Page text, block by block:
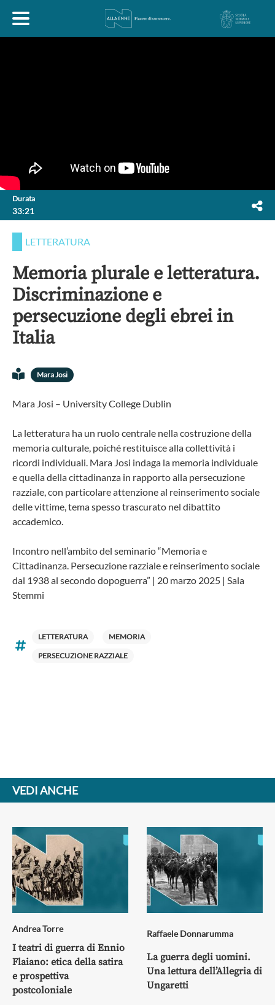
LETTERATURA
POLITICA
Durata
33:21
LETTERATURA
Memoria plurale e letteratura.
Discriminazione e
persecuzione degli ebrei in
Italia
Mara Josi
Mara Josi – University College Dublin
La letteratura ha un ruolo centrale nella costruzione della
memoria culturale, poiché restituisce alla collettività i
ricordi individuali. Mara Josi indaga la memoria individuale
e quella della cittadinanza in rapporto alla persecuzione
razziale, con particolare attenzione al reinserimento sociale
delle vittime, tema spesso trascurato nel dibattito
accademico.
Incontro nell’ambito del seminario “Memoria e
Cittadinanza. Persecuzione razziale e reinserimento sociale
dal 1938 al secondo dopoguerra” | 20 marzo 2025 | Sala
Stemmi
LETTERATURA MEMORIA
PERSECUZIONE RAZZIALE
VEDI ANCHE
Andrea Torre
I teatri di guerra di Ennio
Flaiano: etica della satira
e prospettiva
postcoloniale
Raffaele Donnarumma
La guerra degli uomini.
Una lettura dell’Allegria di
Ungaretti